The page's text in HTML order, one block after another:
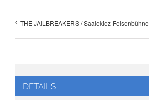
THE JAILBREAKERS / Saalekiez-Felsenbühne
DETAILS